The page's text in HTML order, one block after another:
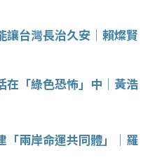
讓台灣長治久安│賴燦賢
在「綠色恐怖」中│黃浩
「兩岸命運共同體」│羅